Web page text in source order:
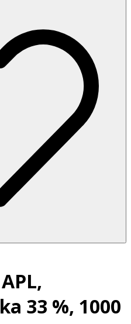
33 %, 1000